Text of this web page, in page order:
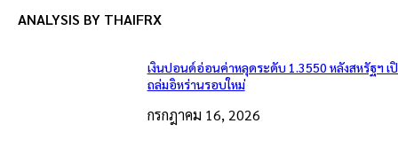
ANALYSIS BY THAIFRX
เงินปอนด์อ่อนค่าหลุดระดับ 1.3550 หลังสหรัฐฯ เ
ถล่มอิหร่านรอบใหม่
กรกฎาคม 16, 2026